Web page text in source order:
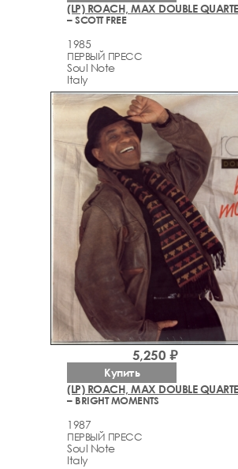
(LP) ROACH, MAX DOUBLE
– SCOTT FREE
1985
ПЕРВЫЙ ПРЕСС
Soul Note
Italy
(LP) ROACH, MAX DOUBLE
– BRIGHT MOMENTS
1987
ПЕРВЫЙ ПРЕСС
Soul Note
Italy
5,250 ₽
Купить